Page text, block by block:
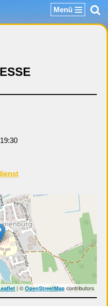
Menü
19:30
| ©OpenStreetMap contributors